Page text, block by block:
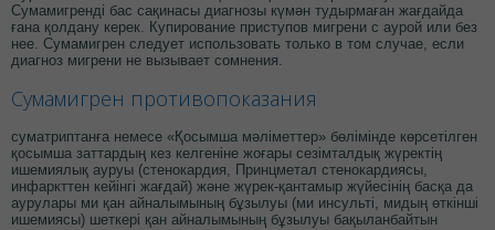
Сумамигренді бас сақинасы диагнозы күмән тудырмаған жағдайда
ғана қолдану керек. Купирование приступов мигрени с аурой или без
нее. Сумамигрен следует использовать только в том случае, если
диагноз мигрени не вызывает сомнения.
Сумамигрен противопоказания
суматриптанға немесе «Қосымша мәліметтер» бөлімінде көрсетілген
қосымша заттардың кез келгеніне жоғары сезімталдық жүректің
ишемиялық ауруы (стенокардия, Принцметал стенокардиясы,
инфаркттен кейінгі жағдай) және жүрек-қантамыр жүйесінің басқа да
аурулары ми қан айналымының бұзылуы (ми инсульті, мидың өткінші
ишемиясы) шеткері қан айналымының бұзылуы бақыланбайтын